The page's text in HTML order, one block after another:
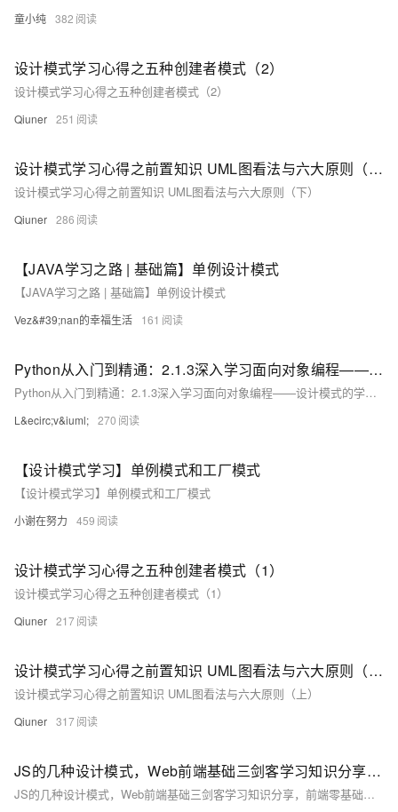
童小纯 382
设计模式学习心得之五种创建者模式（2）
设计模式学习心得之五种创建者模式（2）
Qiuner 251
设计模式学习心得之前置知识 UML图看法与六大原则（下）
设计模式学习心得之前置知识 UML图看法与六大原则（下）
Qiuner 286
【JAVA学习之路 | 基础篇】单例设计模式
【JAVA学习之路 | 基础篇】单例设计模式
Vez&#39;nan的幸福生活 161
Python从入门到精通：2.1.3深入学习面向对象编程——设计模式的学习与实践
Python从入门到精通：2.1.3深入学习面向对象编程——设计模式的学习与实践
L&ecirc;v&iuml; 270
【设计模式学习】单例模式和工厂模式
【设计模式学习】单例模式和工厂模式
小谢在努力 459
设计模式学习心得之五种创建者模式（1）
设计模式学习心得之五种创建者模式（1）
Qiuner 217
设计模式学习心得之前置知识 UML图看法与六大原则（上）
设计模式学习心得之前置知识 UML图看法与六大原则（上）
Qiuner 317
JS的几种设计模式，Web前端基础三剑客学习知识分享，前端零基础开发
JS的几种设计模式，Web前端基础三剑客学习知识分享，前端零基础开发